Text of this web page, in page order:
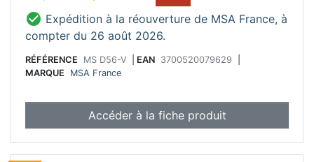
Pour le pied de réf. D58 et D68
Conseil d'entretien :
Ne pas utiliser de produit abrasif.
 Expédition à la réouverture de MSA France, à
compter du 26 août 2026.
RÉFÉRENCE MS D56-V EAN 3700520079629
MARQUE
MSA France
Accéder à la fiche produit